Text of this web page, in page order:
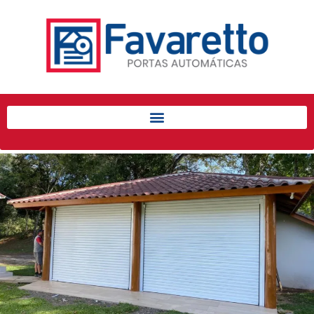
Início
Produtos
Porta de Enrolar Automática
Automatizadores
Acessórios Para Portas de
Enrolar
Pintura eletrostática
Portfólio
Contato